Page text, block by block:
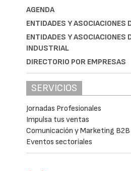
AGENDA
ENTIDADES Y ASOCIACIONES
ENTIDADES Y ASOCIACIONES
INDUSTRIAL
DIRECTORIO POR EMPRESAS
SERVICIOS
Jornadas Profesionales
Impulsa tus ventas
Comunicación y Marketing B2B
Eventos sectoriales